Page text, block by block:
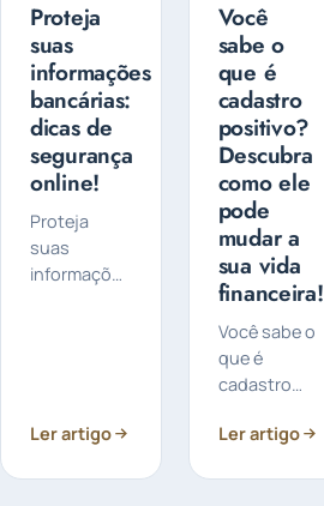
Proteja
suas
informações
bancárias:
dicas de
segurança
online!
Proteja
suas
informações
online: A
das suas
Ler artigo
Você
sabe o
que é
cadastro
positivo?
Descubra
como ele
pode
mudar a
sua vida
financeira!
Você sabe o
que é
cadastro
é um
Ler artigo